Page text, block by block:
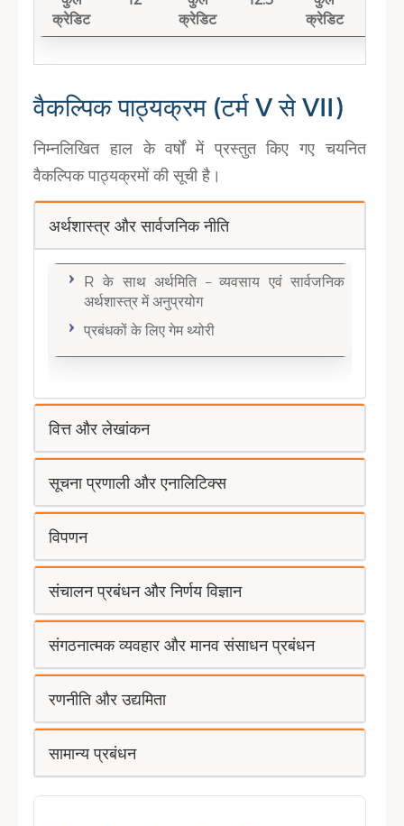
क्रेडिट
क्रेडिट
क्रेडिट
वैकल्पिक पाठ्यक्रम (टर्म V से VII)
निम्नलिखित हाल के वर्षों में प्रस्तुत किए गए चयनित
वैकल्पिक पाठ्यक्रमों की सूची है।
अर्थशास्त्र और सार्वजनिक नीति
R के साथ अर्थमिति – व्यवसाय एवं सार्वजनिक
अर्थशास्त्र में अनुप्रयोग
प्रबंधकों के लिए गेम थ्योरी
वित्त और लेखांकन
सूचना प्रणाली और एनालिटिक्स
विपणन
संचालन प्रबंधन और निर्णय विज्ञान
संगठनात्मक व्यवहार और मानव संसाधन प्रबंधन
रणनीति और उद्यमिता
सामान्य प्रबंधन